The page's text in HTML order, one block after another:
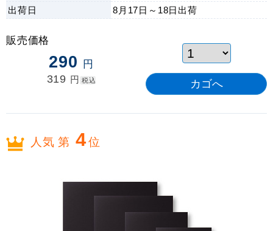
出荷日 8月17日～18日 出荷
販売価格
290 円
319 円 税込
人気 第 4位